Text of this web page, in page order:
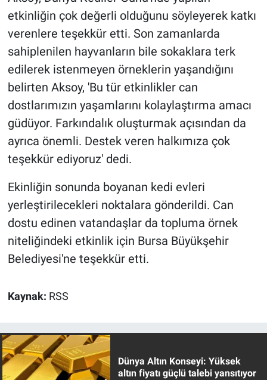
etkinliğin çok değerli olduğunu söyleyerek katkı
verenlere teşekkür etti. Son zamanlarda
sahiplenilen hayvanların bile sokaklara terk
edilerek istenmeyen örneklerin yaşandığını
belirten Aksoy, 'Bu tür etkinlikler can
dostlarımızın yaşamlarını kolaylaştırma amacı
güdüyor. Farkındalık oluşturmak açısından da
ayrıca önemli. Destek veren halkımıza çok
teşekkür ediyoruz' dedi.
Ekinliğin sonunda boyanan kedi evleri
yerleştirilecekleri noktalara gönderildi. Can
dostu edinen vatandaşlar da topluma örnek
niteliğindeki etkinlik için Bursa Büyükşehir
Belediyesi'ne teşekkür etti.
Kaynak: RSS
Dünya Altın Konseyi: Yüksek
altın fiyatı güçlü talebi yansıtıyor